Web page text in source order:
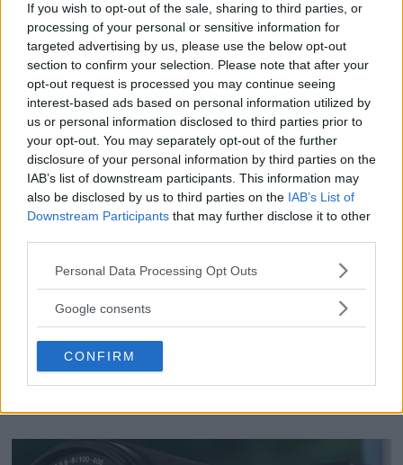
If you wish to opt-out of the sale, sharing to third parties, or
processing of your personal or sensitive information for
targeted advertising by us, please use the below opt-out
section to confirm your selection. Please note that after your
opt-out request is processed you may continue seeing
interest-based ads based on personal information utilized by
us or personal information disclosed to third parties prior to
your opt-out. You may separately opt-out of the further
disclosure of your personal information by third parties on the
IAB’s list of downstream participants. This information may
also be disclosed by us to third parties on the IAB’s List of
Downstream Participants that may further disclose it to other
Please note that this website/app uses one or more Google
not limited to your visit or usage behaviour. You may click to
use your data for below specified purposes in below Google
consent section.
Personal Data Processing Opt Outs
Google consents
CONFIRM
Sony FE 100-400mm F5,6-8
OSS – lätt telezoom för
fågel, sport & natur
F3 Foto – Sveriges nya
fotodagar till Göteborg,
Lund & Stockholm
Dolby Vision 2 lanseras –
nästa generation HDR
ger bättre bild